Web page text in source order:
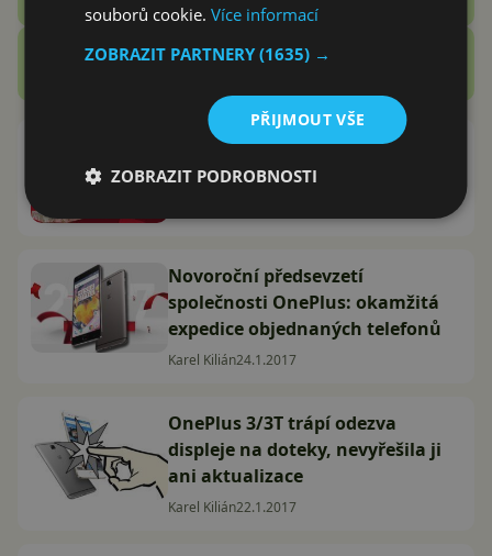
Zobrazit další
OxygenOS 4.1 začíná vycházet
pro OnePlus 3 a 3T
Novoroční předsevzetí
společnosti OnePlus: okamžitá
expedice objednaných telefonů
Karel Kilián24.1.2017
OnePlus 3/3T trápí odezva
displeje na doteky, nevyřešila ji
ani aktualizace
Karel Kilián22.1.2017
souborů cookie.Více informací
ZOBRAZIT PARTNERY(1635) →
PŘIJMOUT VŠE
ZOBRAZIT PODROBNOSTI